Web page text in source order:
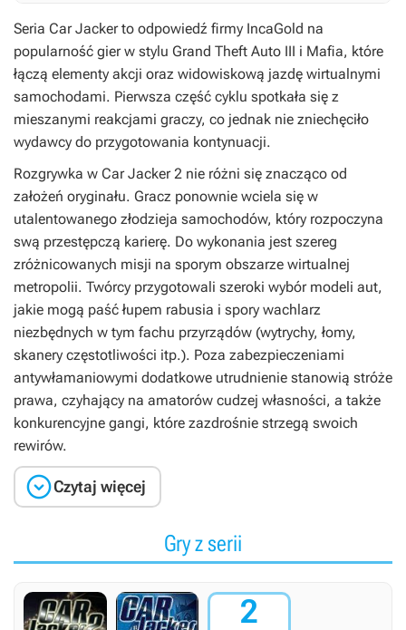
Seria Car Jackerto odpowiedź firmy IncaGold na
popularność gier w stylu Grand Theft Auto III i Mafia, które
łączą elementy akcji oraz widowiskową jazdę wirtualnymi
samochodami. Pierwsza część cyklu spotkała się z
mieszanymi reakcjami graczy, co jednak nie zniechęciło
wydawcy do przygotowania kontynuacji.
Rozgrywka w Car Jacker 2 nie różni się znacząco od
założeń oryginału. Gracz ponownie wciela się w
utalentowanego złodzieja samochodów, który rozpoczyna
swą przestępczą karierę. Do wykonania jest szereg
zróżnicowanych misji na sporym obszarze wirtualnej
metropolii. Twórcy przygotowali szeroki wybór modeli aut,
jakie mogą paść łupem rabusia i spory wachlarz
niezbędnych w tym fachu przyrządów (wytrychy, łomy,
skanery częstotliwości itp.). Poza zabezpieczeniami
antywłamaniowymi dodatkowe utrudnienie stanowią stróże
prawa, czyhający na amatorów cudzej własności, a także
konkurencyjne gangi, które zazdrośnie strzegą swoich
rewirów.
Czytaj więcej
Gry z serii
2